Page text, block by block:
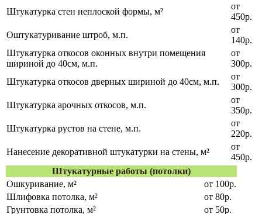
Штукатурка стен неплоской формы, м²
от
450р.
Оштукатуривание штроб, м.п.
от
140р.
Штукатурка откосов оконных внутри помещения
шириной до 40см, м.п.
от
300р.
Штукатурка откосов дверных шириной до 40см, м.п.
от
300р.
Штукатурка арочных откосов, м.п.
от
350р.
Штукатурка рустов на стене, м.п.
от
220р.
Нанесение декоративной штукатурки на стены, м²
от
450р.
Штукатурные работы (потолки)
Ошкуривание, м²
от 100р.
Шлифовка потолка, м²
от 80р.
Грунтовка потолка, м²
от 50р.